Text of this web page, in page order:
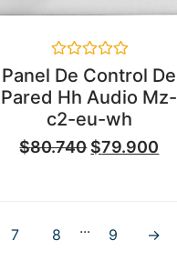
Valorado
en
0
de
5
Panel De Control De
Pared Hh Audio Mz-
c2-eu-wh
$80.740 $79.900
7 8 ... 9 →